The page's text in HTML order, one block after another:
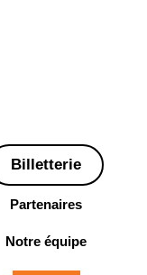
Billetterie
Partenaires
Notre équipe